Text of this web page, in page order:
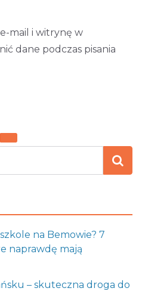
mail i witrynę w
dane podczas pisania
na Bemowie? 7
naprawdę mają
– skuteczna droga do